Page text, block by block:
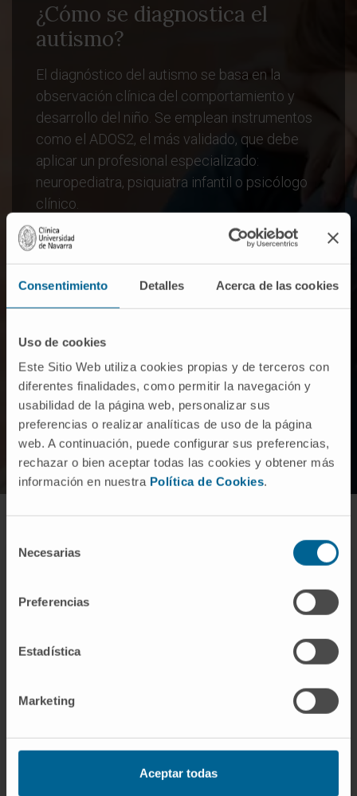
Consentimiento Detalles Acerca de las cookies
Uso de cookies
Este Sitio Web utiliza cookies propias y de terceros con
diferentes finalidades, como permitir la navegación y
usabilidad de la página web, personalizar sus
preferencias o realizar analíticas de uso de la página
web. A continuación, puede configurar sus preferencias,
rechazar o bien aceptar todas las cookies y obtener más
información en nuestra Política de Cookies.
Necesarias
Preferencias
Estadística
Marketing
Aceptar todas
¿Cómo se diagnostica el
autismo?
El diagnóstico del autismo se basa en la
observación clínica del comportamiento y
desarrollo del niño. Se emplean instrumentos
como el ADOS2, el más validado, que debe
aplicar un profesional especializado:
neuropediatra, psiquiatra infantil o psicólogo
clínico.
Se siguen criterios de manuales como el
DSM-5, que exige síntomas en interacción
social, comunicación y conductas repetitivas,
considerando la edad. También se
neurológicas y de biología molecular para
descartar otras condiciones.
Tratamiento del autismo
intervenciones pueden mejorar
personas con esta condición:
Terapias conductuales:modelos de